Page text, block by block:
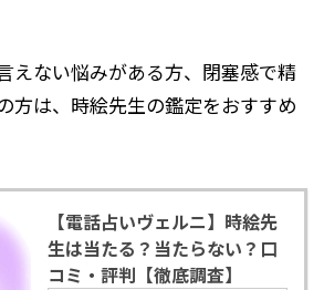
えない悩みがある方、閉塞感で精
方は、時絵先生の鑑定をおすすめ
【電話占いヴェルニ】時絵先
生は当たる？当たらない？口
コミ・評判【徹底調査】